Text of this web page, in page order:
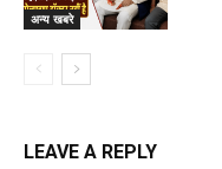
अन्य खबरे
LEAVE A REPLY